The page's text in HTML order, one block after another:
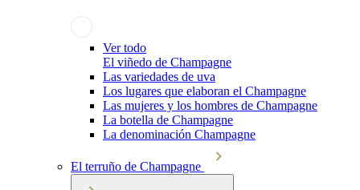
Ver todo
El viñedo de Champagne
Las variedades de uva
Los lugares que elaboran el Champagne
Las mujeres y los hombres de Champagne
La botella de Champagne
La denominación Champagne
El terruño de Champagne